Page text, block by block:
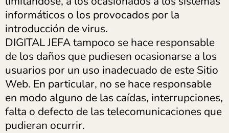
informáticos o los provocados por la
introducción de virus.
DIGITAL JEFA tampoco se hace responsable
de los daños que pudiesen ocasionarse a los
usuarios por un uso inadecuado de este Sitio
Web. En particular, no se hace responsable
en modo alguno de las caídas, interrupciones,
falta o defecto de las telecomunicaciones que
pudieran ocurrir.